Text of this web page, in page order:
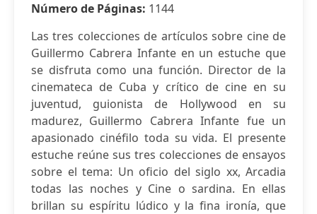
Número de Páginas: 1144
Las tres colecciones de artículos sobre cine de
Guillermo Cabrera Infante en un estuche que
se disfruta como una función. Director de la
cinemateca de Cuba y crítico de cine en su
juventud, guionista de Hollywood en su
madurez, Guillermo Cabrera Infante fue un
apasionado cinéfilo toda su vida. El presente
estuche reúne sus tres colecciones de ensayos
sobre el tema: Un oficio del siglo xx, Arcadia
todas las noches y Cine o sardina. En ellas
brillan su espíritu lúdico y la fina ironía, que